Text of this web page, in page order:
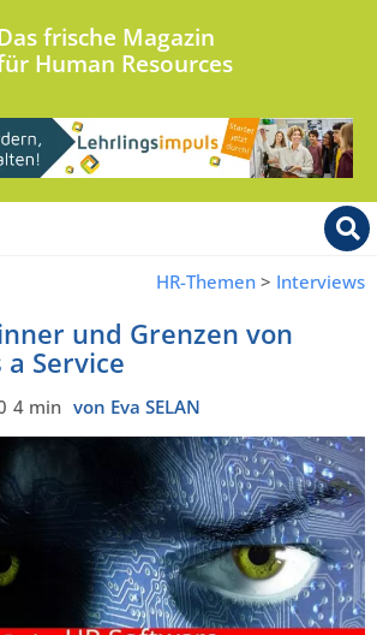
frische Magazin
Human Resources
HR-Themen > Interviews
und Grenzen von
Service
4 min von Eva SELAN